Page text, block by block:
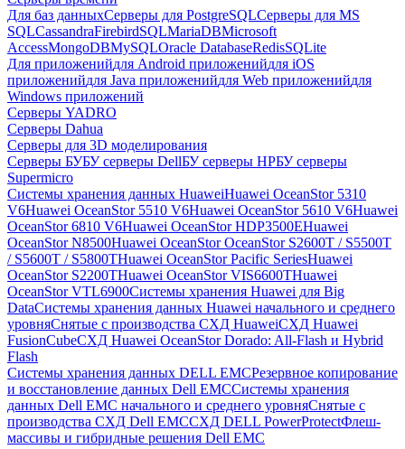
Для баз данныхСерверы для PostgreSQLСерверы для MS
SQLCassandraFirebirdSQLMariaDBMicrosoft
AccessMongoDBMySQLOracle DatabaseRedisSQLite
Для приложенийдля Android приложенийдля iOS
приложенийдля Java приложенийдля Web приложенийдля
Windows приложений
Серверы YADRO
Серверы Dahua
Серверы для 3D моделирования
Серверы БУБУ серверы DellБУ серверы HPБУ серверы
Supermicro
Системы хранения данных HuaweiHuawei OceanStor 5310
V6Huawei OceanStor 5510 V6Huawei OceanStor 5610 V6Huawei
OceanStor 6810 V6Huawei OceanStor HDP3500EHuawei
OceanStor N8500Huawei OceanStor OceanStor S2600T / S5500T
/ S5600T / S5800THuawei OceanStor Pacific SeriesHuawei
OceanStor S2200THuawei OceanStor VIS6600THuawei
OceanStor VTL6900Системы хранения Huawei для Big
DataСистемы хранения данных Huawei начального и среднего
уровняСнятые с производства СХД HuaweiСХД Huawei
FusionCubeСХД Huawei OceanStor Dorado: All-Flash и Hybrid
Flash
Системы хранения данных DELL EMCРезервное копирование
и восстановление данных Dell EMCСистемы хранения
данных Dell EMC начального и среднего уровняСнятые с
производства СХД Dell EMCСХД DELL PowerProtectФлеш-
массивы и гибридные решения Dell EMC